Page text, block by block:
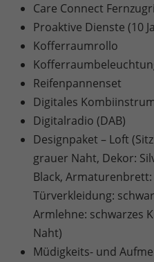
Care Connect
Proaktive Dienste (10
Kofferraumrollo
Reifenpannenset
Digitales
Digitalradio (DAB)
Designpaket – Loft
grauer Naht, Dekor:
Black,
Türverkleidung:
Armlehne: schwarzes
Naht)
Müdigkeits- und